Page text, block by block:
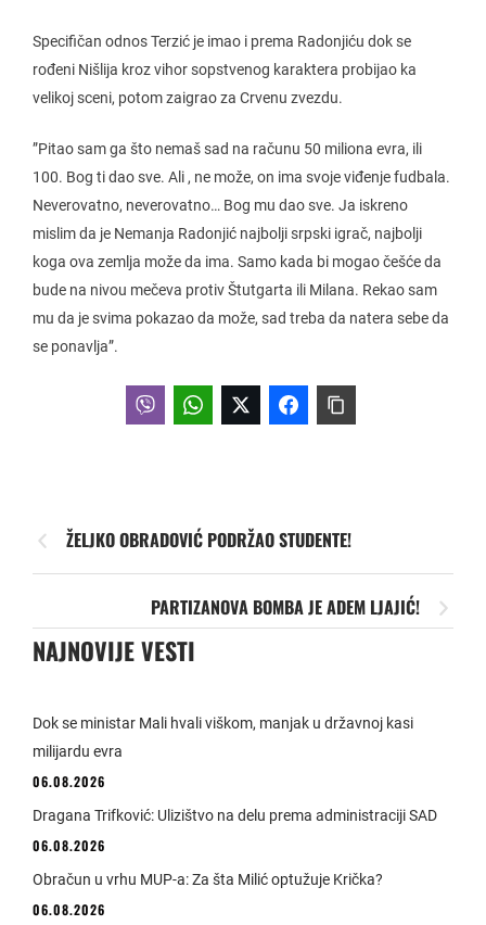
Specifičan odnos Terzić je imao i prema Radonjiću dok se
rođeni Nišlija kroz vihor sopstvenog karaktera probijao ka
velikoj sceni, potom zaigrao za Crvenu zvezdu.
”Pitao sam ga što nemaš sad na računu 50 miliona evra, ili
100. Bog ti dao sve. Ali , ne može, on ima svoje viđenje fudbala.
Neverovatno, neverovatno… Bog mu dao sve. Ja iskreno
mislim da je Nemanja Radonjić najbolji srpski igrač, najbolji
koga ova zemlja može da ima. Samo kada bi mogao češće da
bude na nivou mečeva protiv Štutgarta ili Milana. Rekao sam
mu da je svima pokazao da može, sad treba da natera sebe da
se ponavlja”.
ŽELJKO OBRADOVIĆ PODRŽAO STUDENTE!
PARTIZANOVA BOMBA JE ADEM LJAJIĆ!
NAJNOVIJE VESTI
Dok se ministar Mali hvali viškom, manjak u državnoj kasi
milijardu evra
06.08.2026
Dragana Trifković: Ulizištvo na delu prema administraciji SAD
06.08.2026
Obračun u vrhu MUP-a: Za šta Milić optužuje Krička?
06.08.2026